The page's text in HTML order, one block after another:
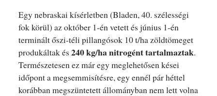
Egy nebraskai kísérletben (Bladen, 40. szélességi
fok körül) az október 1-én vetett és június 1-én
terminált őszi-téli pillangósok 10 t/ha zöldtömeget
produkáltak és 240 kg/ha nitrogént tartalmaztak.
Természetesen ez már egy meglehetősen kései
időpont a megsemmisítésre, egy ennél pár héttel
korábban megszüntetett állományban nem lett volna